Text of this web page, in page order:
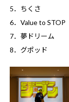
5．ちくさ
6．Value to STOP
7．夢ドリーム
8．グポッド